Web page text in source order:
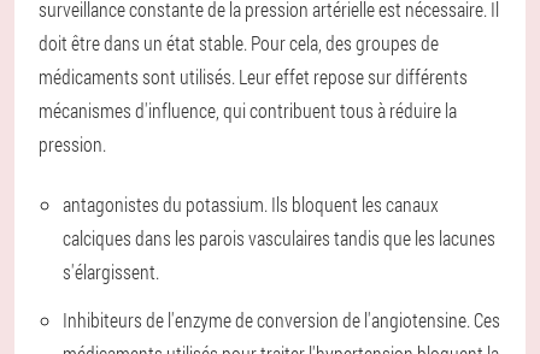
surveillance constante de la pression artérielle est nécessaire. Il
doit être dans un état stable. Pour cela, des groupes de
médicaments sont utilisés. Leur effet repose sur différents
mécanismes d'influence, qui contribuent tous à réduire la
pression.
antagonistes du potassium. Ils bloquent les canaux
calciques dans les parois vasculaires tandis que les lacunes
s'élargissent.
Inhibiteurs de l'enzyme de conversion de l'angiotensine. Ces